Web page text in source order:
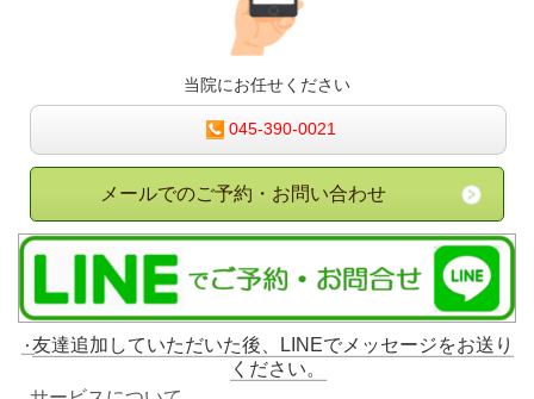
当院にお任せください
045-390-0021
メールでのご予約・お問い合わせ
友達追加していただいた後、LINEでメッセージをお送り
ください。